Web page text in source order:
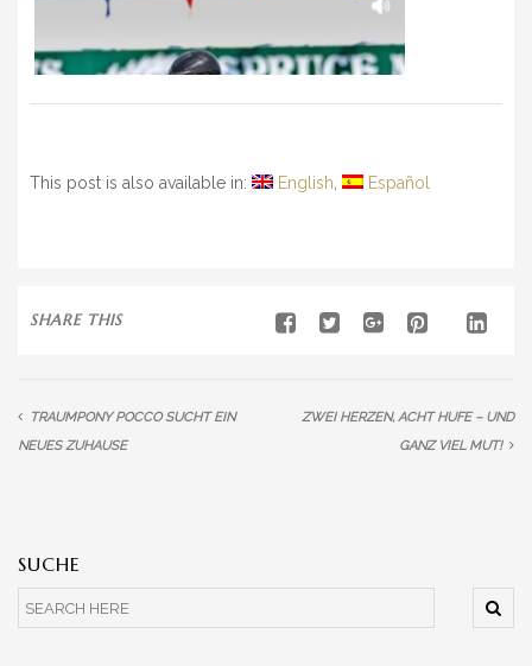
This post is also available in: English Español
SHARE THIS
TRAUMPONY POCCO SUCHT EIN
NEUES ZUHAUSE
ZWEI HERZEN, ACHT HUFE – UND
GANZ VIEL MUT!
SUCHE